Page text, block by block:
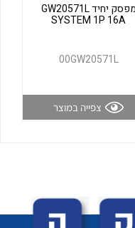
מפסק יחיד GW20571L
SYSTEM 1P 16A
00GW20571L
צפייה במוצר